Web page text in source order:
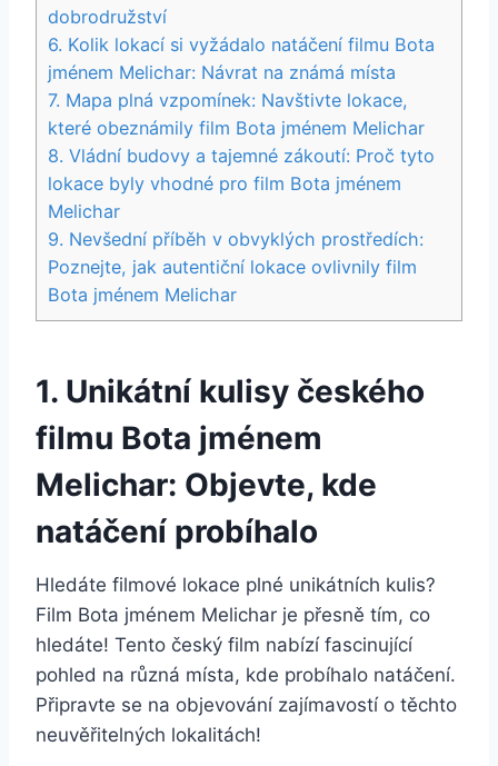
dobrodružství
6. Kolik lokací​ si‍ vyžádalo natáčení ⁢filmu Bota
⁢jménem ‍Melichar: ⁤Návrat na známá⁢ místa
7. ​Mapa⁣ plná vzpomínek: Navštivte lokace,
které obeznámily film ‍Bota jménem Melichar
8. Vládní ‌budovy a tajemné zákoutí:‍ Proč tyto​
lokace byly vhodné pro film Bota​ jménem
Melichar
9. Nevšední příběh v​ obvyklých prostředích:
Poznejte, ‍jak autentiční lokace ovlivnily film
Bota jménem Melichar
1. Unikátní‍ kulisy českého
filmu Bota jménem
Melichar: Objevte, kde
natáčení​ probíhalo
Hledáte‌ filmové lokace plné unikátních kulis?⁣
Film Bota jménem Melichar je přesně tím, co
hledáte! ⁤Tento český​ film nabízí fascinující
pohled na různá místa, kde ⁣probíhalo natáčení.‌
Připravte se na objevování zajímavostí o‌ těchto⁤
neuvěřitelných lokalitách!